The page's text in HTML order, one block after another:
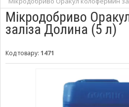
Мікродобриво
заліза Долина (5 л)
Код товару: 1471